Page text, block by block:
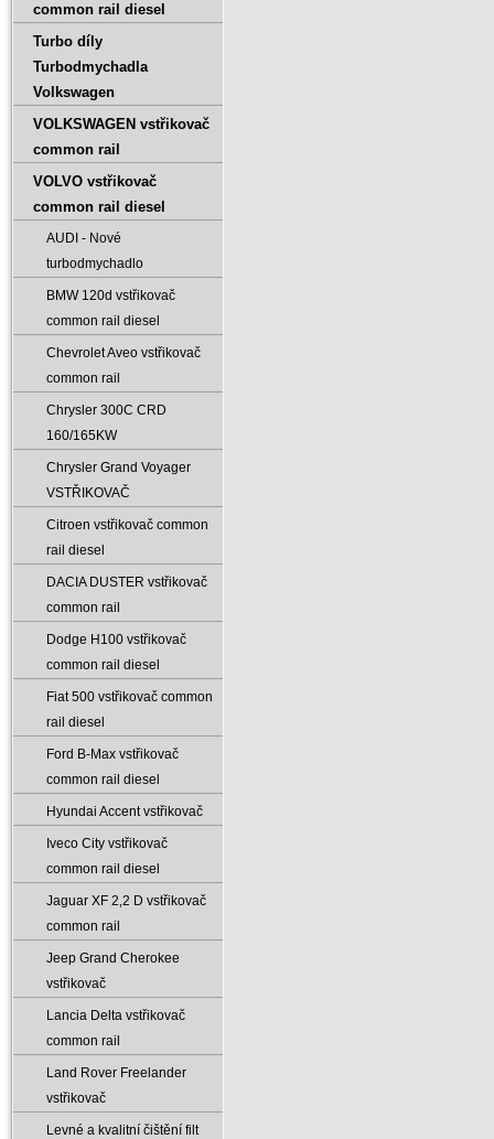
common rail diesel
Turbo díly
Turbodmychadla
Volkswagen
VOLKSWAGEN vstřikovač
common rail
VOLVO vstřikovač
common rail diesel
AUDI - Nové
turbodmychadlo
BMW 120d vstřikovač
common rail diesel
Chevrolet Aveo vstřikovač
common rail
Chrysler 300C CRD
160/165KW
Chrysler Grand Voyager
VSTŘIKOVAČ
Citroen vstřikovač common
rail diesel
DACIA DUSTER vstřikovač
common rail
Dodge H100 vstřikovač
common rail diesel
Fiat 500 vstřikovač common
rail diesel
Ford B-Max vstřikovač
common rail diesel
Hyundai Accent vstřikovač
Iveco City vstřikovač
common rail diesel
Jaguar XF 2‚2 D vstřikovač
common rail
Jeep Grand Cherokee
vstřikovač
Lancia Delta vstřikovač
common rail
Land Rover Freelander
vstřikovač
Levné a kvalitní čištění filt